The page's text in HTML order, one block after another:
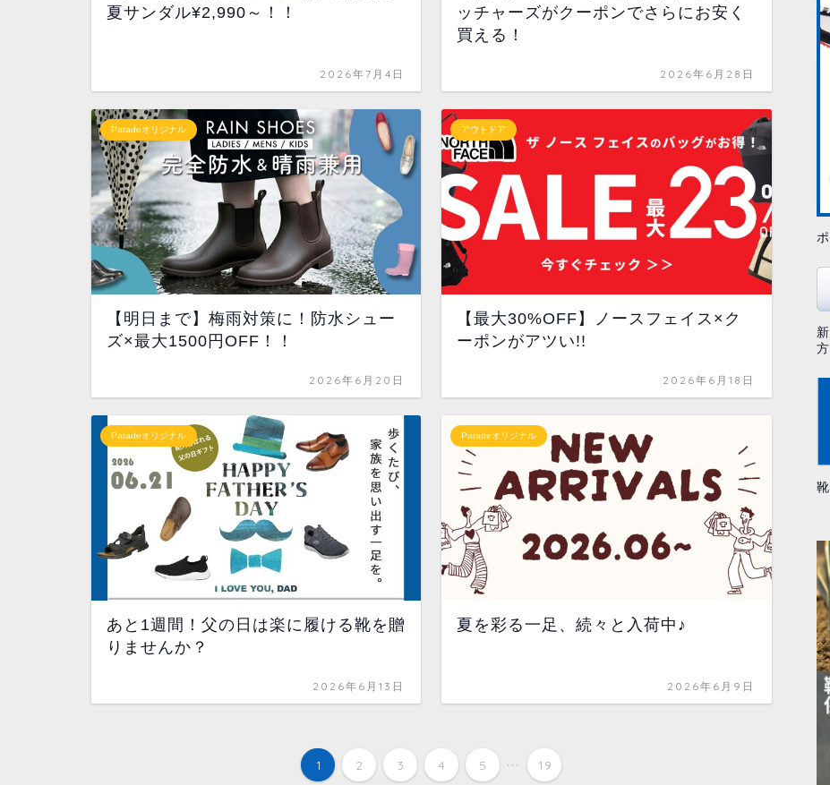
夏サンダル¥2,990～！！
2026年7月4日
ッチャーズがクーポンでさらにお安く
買える！
2026年6月28日
Paradeオリジナル
【明日まで】梅雨対策に！防水シュー
ズ×最大1500円OFF！！
2026年6月20日
アウトドア
【最大30%OFF】ノースフェイス×ク
ーポンがアツい!!
2026年6月18日
Paradeオリジナル
あと1週間！父の日は楽に履ける靴を贈
りませんか？
2026年6月13日
Paradeオリジナル
夏を彩る一足、続々と入荷中♪
2026年6月9日
1 2 3 4 5 ... 19